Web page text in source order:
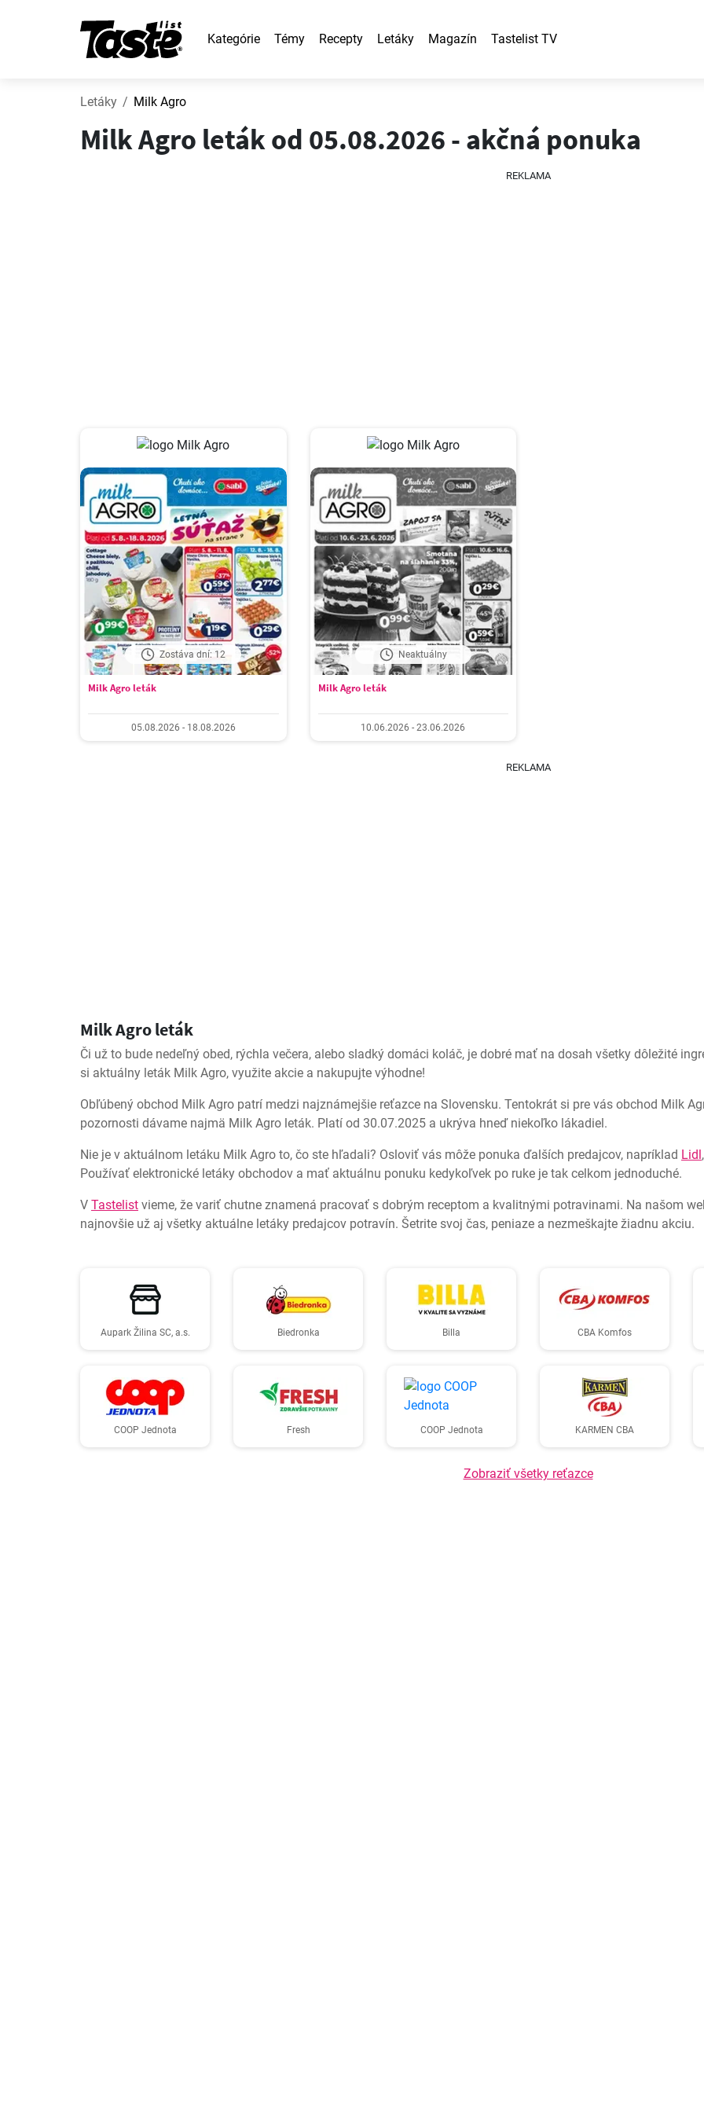
Kategórie Témy Recepty Letáky Magazín Tastelist TV
Letáky Milk Agro
Milk Agro leták od 05.08.2026 - akčná ponuka
REKLAMA
Zostáva dní: 12
Milk Agro leták
05.08.2026 - 18.08.2026
Neaktuálny
Milk Agro leták
10.06.2026 - 23.06.2026
REKLAMA
Milk Agro leták
Či už to bude nedeľný obed, rýchla večera, alebo sladký domáci koláč, je dobré mať na dosah všetky dôležité
si aktuálny leták Milk Agro, využite akcie a nakupujte výhodne!
Obľúbený obchod Milk Agro patrí medzi najznámejšie reťazce na Slovensku. Tentokrát si pre vás obchod Milk
pozornosti dávame najmä Milk Agro leták. Platí od 30.07.2025 a ukrýva hneď niekoľko lákadiel.
Nie je v aktuálnom letáku Milk Agro to, čo ste hľadali? Osloviť vás môže ponuka ďalších predajcov, napríklad Lidl,
Používať elektronické letáky obchodov a mať aktuálnu ponuku kedykoľvek po ruke je tak celkom jednoduché.
V Tastelist vieme, že variť chutne znamená pracovať s dobrým receptom a kvalitnými potravinami. Na našom
najnovšie už aj všetky aktuálne letáky predajcov potravín. Šetrite svoj čas, peniaze a nezmeškajte žiadnu akciu.
Aupark Žilina SC, a.s. Biedronka Billa CBA Komfos
COOP Jednota Fresh COOP Jednota KARMEN CBA
Zobraziť všetky reťazce